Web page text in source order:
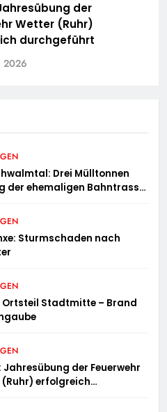
der
Wetter (Ruhr)
durchgeführt
2026
Drei Mülltonnen
der ehemaligen Bahntrasse
Sturmschaden nach
Ortsteil Stadtmitte – Brand
Jahresübung der Feuerwehr
erfolgreich